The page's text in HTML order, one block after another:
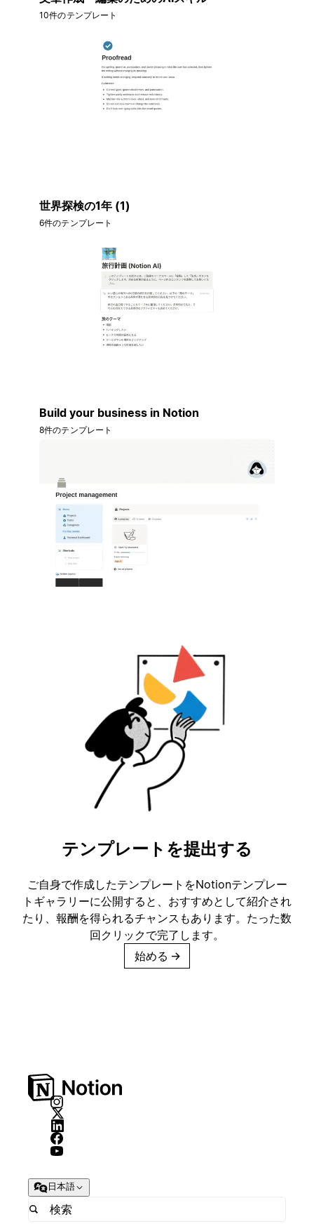
10件のテンプレート
世界探検の1年 (1)
6件のテンプレート
Build your business in Notion
8件のテンプレート
テンプレートを提出する
ご自身で作成したテンプレートをNotionテンプレー
トギャラリーに公開すると、おすすめとして紹介され
たり、報酬を得られるチャンスもあります。たった数
回クリックで完了します。
始める →
日本語